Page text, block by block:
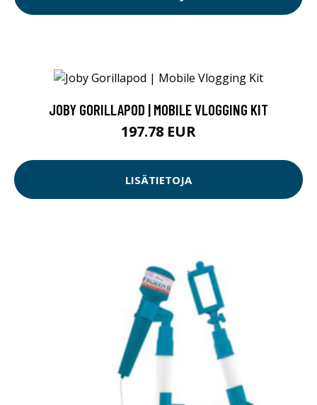
JOBY GORILLAPOD | MOBILE VLOGGING KIT
197.78 EUR
LISÄTIETOJA